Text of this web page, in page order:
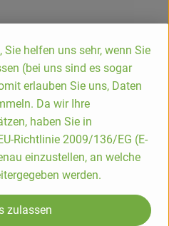
steht seit über 40 Jahren
Bio-Lebensmittel.
eigener Produktion
Brotaufstriche, Senfe,
für den Biohandel.
Zwergenmütze.
des Bio-Landbaus und die
Zwergenwiese eine große
Sie helfen uns sehr, wenn Sie
(bei uns sind es sogar
erlauben Sie uns, Daten
Da wir Ihre
haben Sie in
Richtlinie 2009/136/EG (E-
einzustellen, an welche
werden.
zulassen